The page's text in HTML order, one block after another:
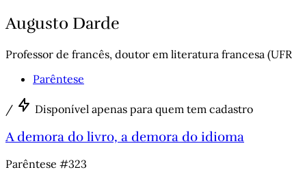
Augusto Darde
Professor de francês, doutor em literatura francesa
Parêntese
/ Disponível apenas para quem tem cadastro
A demora do livro, a demora do idioma
Parêntese #323